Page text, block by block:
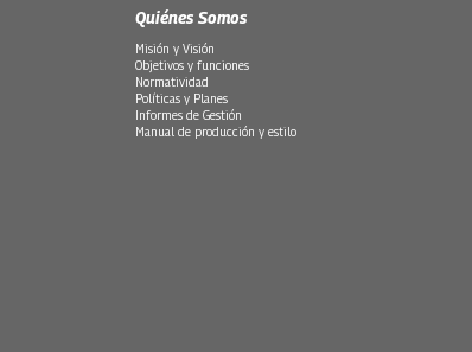
Quiénes Somos
Misión y Visión
Objetivos y funciones
Normatividad
Políticas y Planes
Informes de Gestión
Manual de producción y estilo